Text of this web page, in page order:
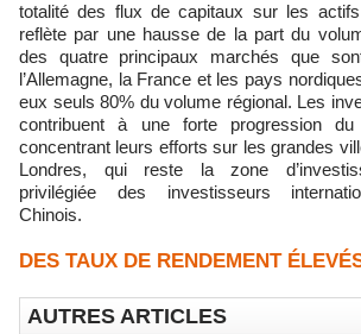
totalité des flux de capitaux sur les
reflète par une hausse de la part du
des quatre principaux marchés que
l’Allemagne, la France et les pays
eux seuls 80% du volume régional. Les
contribuent à une forte progression
concentrant leurs efforts sur les grandes
Londres, qui reste la zone
privilégiée des investisseurs
Chinois.
DES TAUX DE RENDEMENT
AUTRES ARTICLES